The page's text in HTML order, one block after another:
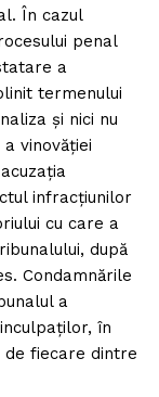
În cazul
penal
a
termenului
şi nici nu
vinovăţiei
infracţiunilor
cu care a
după
Condamnările
a
în
de fiecare dintre